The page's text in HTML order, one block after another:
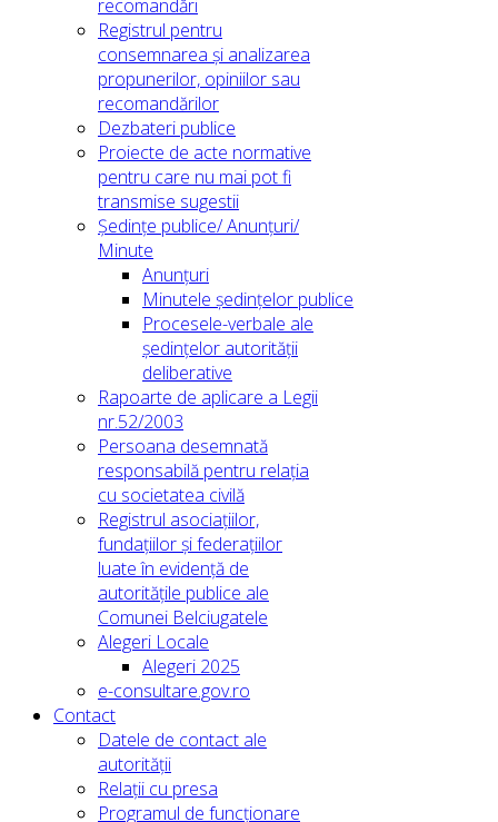
recomandări
Registrul pentru
consemnarea și analizarea
propunerilor, opiniilor sau
recomandărilor
Dezbateri publice
Proiecte de acte normative
pentru care nu mai pot fi
transmise sugestii
Ședințe publice/ Anunțuri/
Minute
Anunțuri
Minutele ședințelor publice
Procesele-verbale ale
ședințelor autorității
deliberative
Rapoarte de aplicare a Legii
nr.52/2003
Persoana desemnată
responsabilă pentru relația
cu societatea civilă
Registrul asociațiilor,
fundațiilor și federațiilor
luate în evidență de
autoritățile publice ale
Comunei Belciugatele
Alegeri Locale
Alegeri 2025
e-consultare.gov.ro
Contact
Datele de contact ale
autorității
Relații cu presa
Programul de funcționare